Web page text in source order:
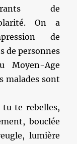
de
On a
de
de personnes
Moyen-Age
malades sont
te rebelles,
bouclée
lumière